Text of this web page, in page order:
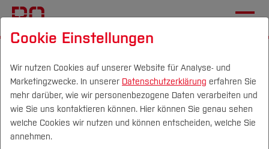
Campus Personen DE|EN Quicklinks
Architecture Winter Talks
2025: Arons en Gelauff
Architecten, Amsterdam
Cookie Einstellungen
Wir nutzen Cookies auf unserer Website für Analyse- und
Marketingzwecke. In unserer Datenschutzerklärung erfahren Sie
mehr darüber, wie wir personenbezogene Daten verarbeiten und
wie Sie uns kontaktieren können. Hier können Sie genau sehen
welche Cookies wir nutzen und können entscheiden, welche Sie
annehmen.